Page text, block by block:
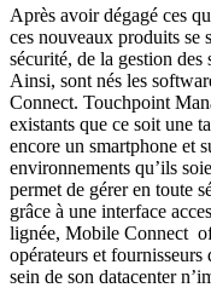
Après avoir dégagé ces
ces nouveaux produits se
sécurité, de la gestion
Ainsi, sont nés les
Connect. Touchpoint
existants que ce soit une
encore un smartphone et
environnements qu’ils
permet de gérer en toute
grâce à une interface
lignée, Mobile Connect
opérateurs et fournisseurs
sein de son datacenter